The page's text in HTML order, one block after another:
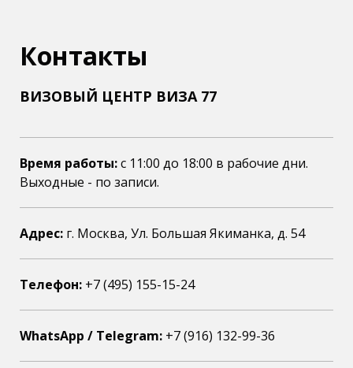
Контакты
ВИЗОВЫЙ ЦЕНТР ВИЗА 77
Время работы:c 11:00 до 18:00 в рабочие дни.
Выходные - по записи.
Адрес: г. Москва, Ул. Большая Якиманка, д. 54
Телефон: +7 (495) 155-15-24
WhatsApp / Telegram: +7 (916) 132-99-36